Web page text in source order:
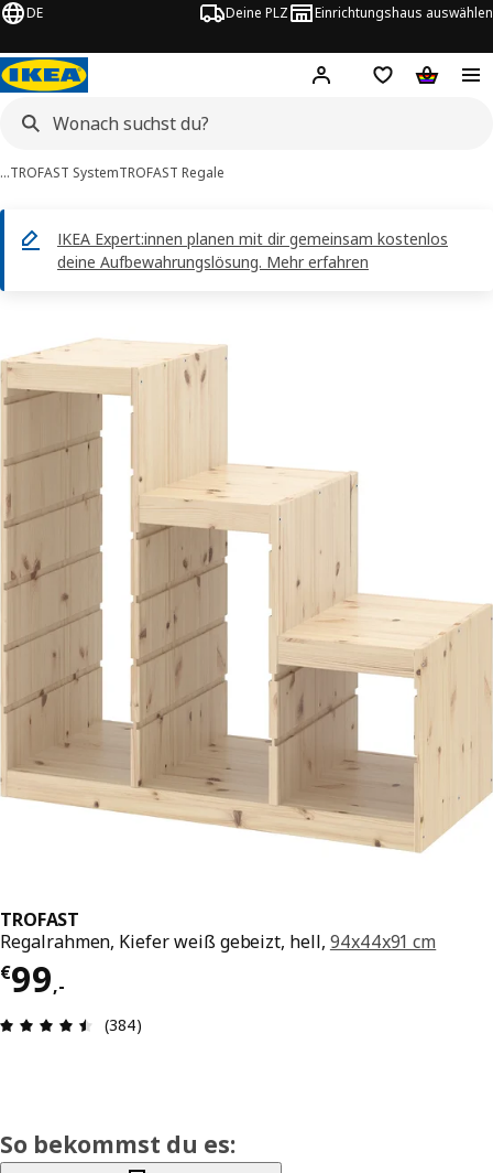
DE Deine PLZ Einrichtungshaus auswählen
Hej! Jetzt anmelden.
Einkaufsliste
…TROFAST SystemTROFAST Regale
IKEA Expert:innen planen mit dir gemeinsam kostenlos
deine Aufbewahrungslösung. Mehr erfahren
-Bilder
TROFAST
Regalrahmen, Kiefer weiß gebeizt, hell, 94x44x91 cm
€99,-
Preis € 99,-
Produktbewertung: 4.5 von 5 Sterne Alle
(384)
So bekommst du es: